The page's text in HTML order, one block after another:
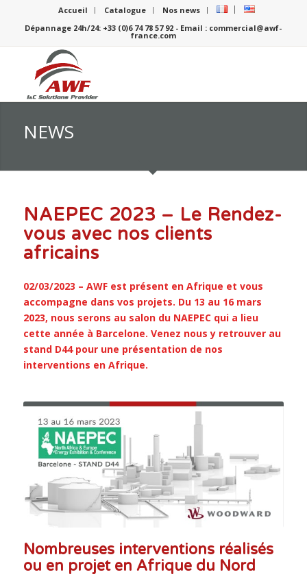
Accueil Catalogue
Nos news
Dépannage 24h/24: +33 (0)6 74 78 57 92 - Email : commercial@awf-
france.com
NEWS
NAEPEC 2023 – Le Rendez-
vous avec nos clients
africains
02/03/2023 – AWF est présent en Afrique et vous
accompagne dans vos projets. Du 13 au 16 mars
2023, nous serons au salon du NAEPECqui a lieu
cette année à Barcelone. Venez nous y retrouver au
stand D44 pour une présentation de nos
interventions en Afrique.
Nombreuses interventions réalisés
ou en projet en Afrique du Nord